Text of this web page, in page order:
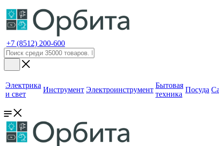
+7 (8512) 200-600
Электрика
и свет
Инструмент Электроинструмент
Бытовая
техника
Посуда